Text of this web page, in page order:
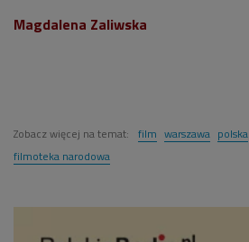
Magdalena Zaliwska
Zobacz więcej na temat: film warszawa polska
filmoteka narodowa